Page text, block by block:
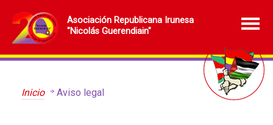
Asociación Republicana Irunesa
"Nicolás Guerendiain"
Inicio Aviso legal